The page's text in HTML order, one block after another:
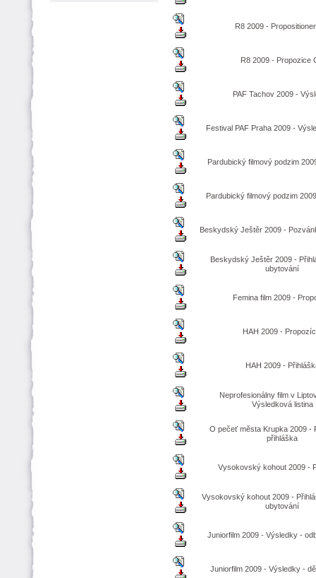
R8 2009 -
R8 2009 - Propozice
PAF Tachov 2009 -
Festival PAF Praha 2009 -
Pardubický filmový podzim
Pardubický filmový podzim
Beskydský Ještěr 2009 -
Beskydský Ještěr 2009 -
ubytování
Femina film 2009 -
HAH 2009 -
HAH 2009 -
Neprofesionálny film v
Výsledková listina
O pečeť města Krupka 2009 -
přihláška
Vysokovský kohout 2009 -
Vysokovský kohout 2009 -
ubytování
Juniorfilm 2009 - Výsledky -
Juniorfilm 2009 - Výsledky -